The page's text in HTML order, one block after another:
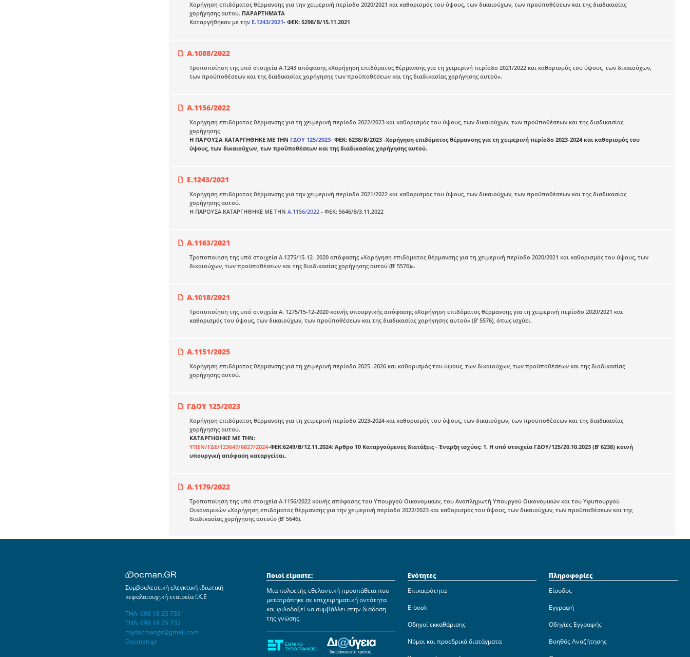
Χορήγηση επιδόματος θέρμανσης για την χειμερινή περίοδο 2020/2021 και καθορισμός του ύψους, των δικαιούχων, των προϋποθέσεων και της διαδικασίας
χορήγησης αυτού. ΠΑΡΑΡΤΗΜΑΤΑ
Καταργήθηκαν με την Ε.1243/2021- ΦΕΚ: 5298/Β/15.11.2021
Α.1088/2022
Τροποποίηση της υπό στοιχεία Α.1243 απόφασης «Χορήγηση επιδόματος θέρμανσης για τη χειμερινή περίοδο 2021/2022 και καθορισμός του ύψους, των δικαιούχων,
των προϋποθέσεων και της διαδικασίας χορήγησης των προϋποθέσεων και της διαδικασίας χορήγησης αυτού».
Α.1156/2022
Χορήγηση επιδόματος θέρμανσης για τη χειμερινή περίοδο 2022/2023 και καθορισμός του ύψους, των δικαιούχων, των προϋποθέσεων και της διαδικασίας
χορήγησης
Η ΠΑΡΟΥΣΑ ΚΑΤΑΡΓΗΘΗΚΕ ΜΕ ΤΗΝ ΓΔΟΥ 125/2023- ΦΕΚ: 6238/Β/2023 -Χορήγηση επιδόματος θέρμανσης για τη χειμερινή περίοδο 2023-2024 και καθορισμός του
ύψους, των δικαιούχων, των προϋποθέσεων και της διαδικασίας χορήγησης αυτού.
Ε.1243/2021
Χορήγηση επιδόματος θέρμανσης για την χειμερινή περίοδο 2021/2022 και καθορισμός του ύψους, των δικαιούχων, των προϋποθέσεων και της διαδικασίας
χορήγησης αυτού.
Η ΠΑΡΟΥΣΑ ΚΑΤΑΡΓΗΘΗΚΕ ΜΕ ΤΗΝ Α.1156/2022 - ΦΕΚ: 5646/Β/3.11.2022
Α.1163/2021
Τροποποίηση της υπό στοιχεία Α.1275/15-12- 2020 απόφασης «Χορήγηση επιδόματος θέρμανσης για τη χειμερινή περίοδο 2020/2021 και καθορισμός του ύψους, των
δικαιούχων, των προϋποθέσεων και της διαδικασίας χορήγησης αυτού (Β’ 5576)».
Α.1018/2021
Τροποποίηση της υπό στοιχεία Α. 1275/15-12-2020 κοινής υπουργικής απόφασης «Χορήγηση επιδόματος θέρμανσης για τη χειμερινή περίοδο 2020/2021 και
καθορισμός του ύψους, των δικαιούχων, των προϋποθέσεων και της διαδικασίας χορήγησης αυτού» (Β’ 5576), όπως ισχύει.
Α.1151/2025
Χορήγηση επιδόματος θέρμανσης για τη χειμερινή περίοδο 2025 -2026 και καθορισμός του ύψους, των δικαιούχων, των προϋποθέσεων και της διαδικασίας
χορήγησης αυτού.
ΓΔΟΥ 125/2023
Χορήγηση επιδόματος θέρμανσης για τη χειμερινή περίοδο 2023-2024 και καθορισμός του ύψους, των δικαιούχων, των προϋποθέσεων και της διαδικασίας
χορήγησης αυτού.
ΚΑΤΑΡΓΗΘΗΚΕ ΜΕ ΤΗΝ:
ΥΠΕΝ/ΓΔΕ/123647/6827/2024-ΦΕΚ:6249/Β/12.11.2024: Άρθρο 10 Καταργούμενες διατάξεις - Έναρξη ισχύος: 1. Η υπό στοιχεία ΓΔΟΥ/125/20.10.2023 (Β’ 6238) κοινή
υπουργική απόφαση καταργείται.
Α.1179/2022
Τροποποίηση της υπό στοιχεία Α.1156/2022 κοινής απόφασης του Υπουργού Οικονομικών, του Αναπληρωτή Υπουργού Οικονομικών και του Υφυπουργού
Οικονομικών «Χορήγηση επιδόματος θέρμανσης για την χειμερινή περίοδο 2022/2023 και καθορισμός του ύψους, των δικαιούχων, των προϋποθέσεων και της
διαδικασίας χορήγησης αυτού» (Β’ 5646).
Συμβουλευτική ελεγκτική ιδιωτική
κεφαλαιουχική εταιρεία Ι.Κ.Ε
ΤΗΛ: 698 18 25 733
ΤΗΛ: 698 18 25 732
mydocmangr@gmail.com
Docman.gr
Ποιοί είμαστε;
Μια πολυετής εθελοντική προσπάθεια που
μετατράπηκε σε επιχειρηματική οντότητα
και φιλοδοξεί να συμβάλλει στην διάδοση
της γνώσης.
Ενότητες
Επικαιρότητα
E-book
Οδηγοί εκκαθάρισης
Νόμοι και προεδρικά διατάγματα
Πληροφορίες
Είσοδος
Εγγραφή
Οδηγίες Εγγραφής
Βοηθός Αναζήτησης